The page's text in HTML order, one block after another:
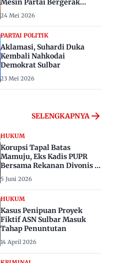
Mesin Partai Bergerak
Menangkan Pemilu 2029
24 Mei 2026
PARTAI POLITIK
Aklamasi, Suhardi Duka
Kembali Nahkodai
Demokrat Sulbar
23 Mei 2026
SELENGKAPNYA
HUKUM
Korupsi Tapal Batas
Mamuju, Eks Kadis PUPR
Bersama Rekanan Divonis 6
dan 8 Tahun Penjara
5 Juni 2026
HUKUM
Kasus Penipuan Proyek
Fiktif ASN Sulbar Masuk
Tahap Penuntutan
14 April 2026